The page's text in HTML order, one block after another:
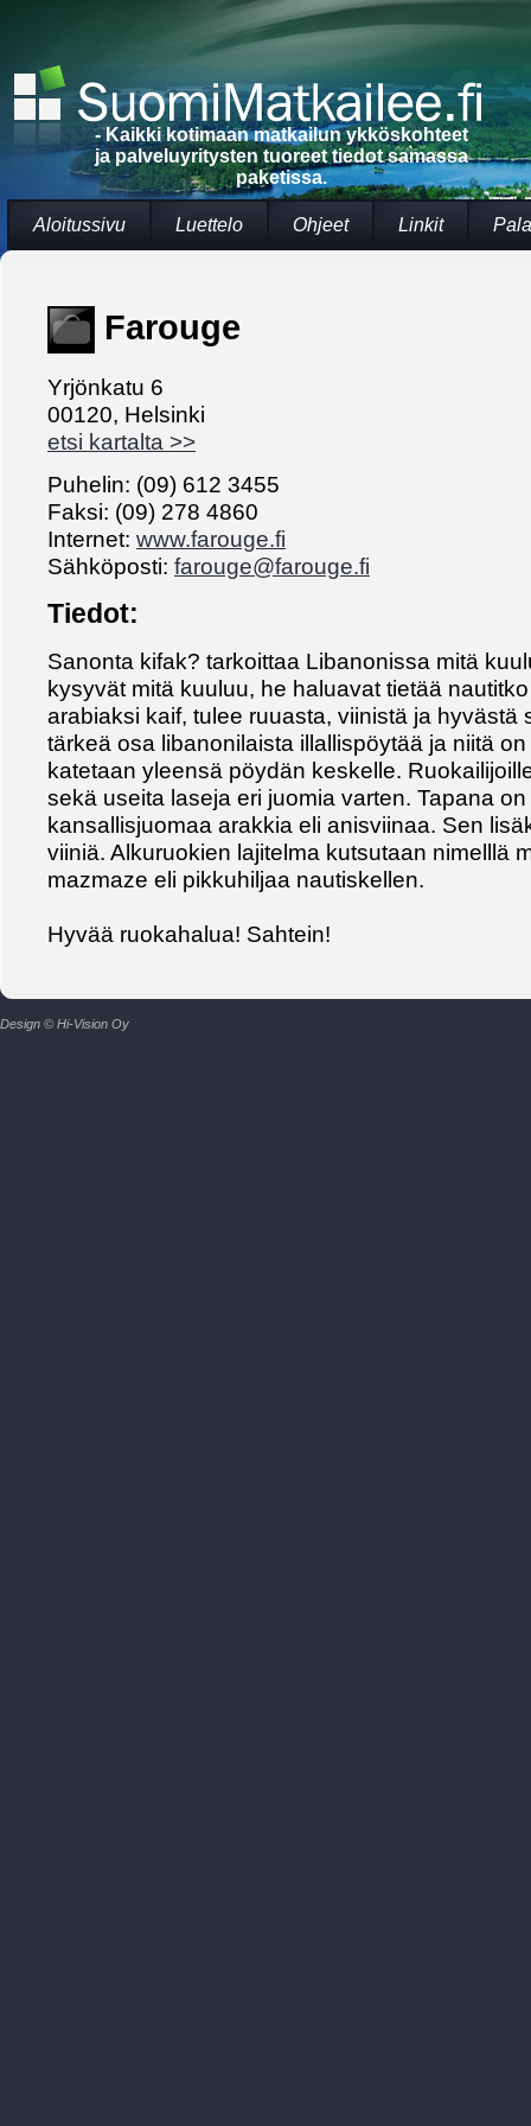
- Kaikki kotimaan matkailun ykköskohteet
ja palveluyritysten tuoreet tiedot samassa
paketissa.
Aloitussivu Luettelo Ohjeet Linkit
Farouge
Yrjönkatu 6
00120, Helsinki
etsi kartalta >>
Puhelin: (09) 612 3455
Faksi: (09) 278 4860
Internet: www.farouge.fi
Sähköposti: farouge@farouge.fi
Tiedot:
Sanonta kifak? tarkoittaa Libanonissa mitä
kysyvät mitä kuuluu, he haluavat tietää
arabiaksi kaif, tulee ruuasta, viinistä ja hyvästä
tärkeä osa libanonilaista illallispöytää ja niitä
katetaan yleensä pöydän keskelle.
sekä useita laseja eri juomia varten. Tapana
kansallisjuomaa arakkia eli anisviinaa. Sen
viiniä. Alkuruokien lajitelma kutsutaan nimelllä
mazmaze eli pikkuhiljaa nautiskellen.
Hyvää ruokahalua! Sahtein!
Design © Hi-Vision Oy